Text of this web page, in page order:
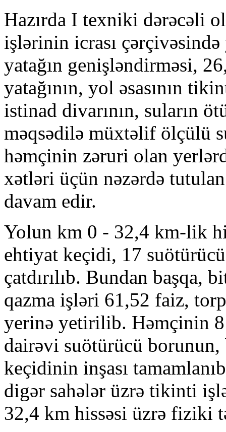
Hazırda I texniki dərəcəli
işlərinin icrası çərçivəsində
yatağın genişləndirməsi,
yatağının, yol əsasının
istinad divarının, suların
məqsədilə müxtəlif ölçülü
həmçinin zəruri olan
xətləri üçün nəzərdə
davam edir.
Yolun km 0 - 32,4 km-lik
ehtiyat keçidi, 17
çatdırılıb. Bundan başqa,
qazma işləri 61,52 faiz,
yerinə yetirilib. Həmçinin 8
dairəvi suötürücü
keçidinin inşası
digər sahələr üzrə tikinti
32,4 km hissəsi üzrə fiziki